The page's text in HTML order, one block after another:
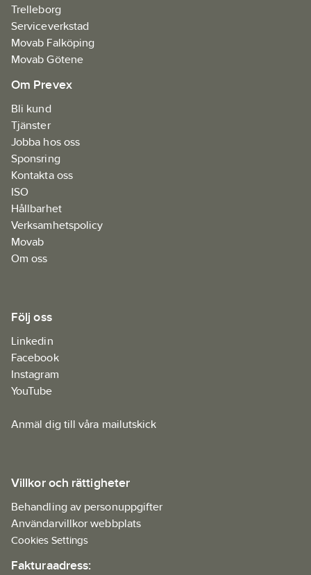
Trelleborg
Serviceverkstad
Movab Falköping
Movab Götene
Om Prevex
Bli kund
Tjänster
Jobba hos oss
Sponsring
Kontakta oss
ISO
Hållbarhet
Verksamhetspolicy
Movab
Om oss
Följ oss
Linkedin
Facebook
Instagram
YouTube
Anmäl dig till våra mailutskick
Villkor och rättigheter
Behandling av personuppgifter
Användarvillkor webbplats
Cookies Settings
Fakturaadress: